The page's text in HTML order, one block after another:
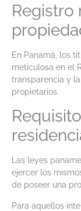
Registro
En Panamá, los
meticulosa en el
transparencia y
propietarios.
Las leyes
ejercer los
de poseer una
Para aquellos